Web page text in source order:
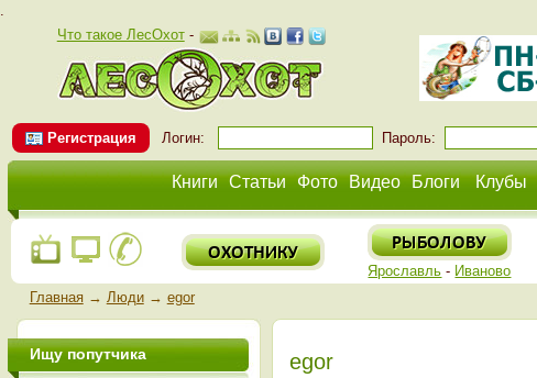
.
Что такое ЛесОхот-
Регистрация Логин: Пароль:
Книги Статьи Фото Видео Блоги Клубы
Ярославль - Иваново
Главная→ Люди→ egor
egor
Ищу попутчика